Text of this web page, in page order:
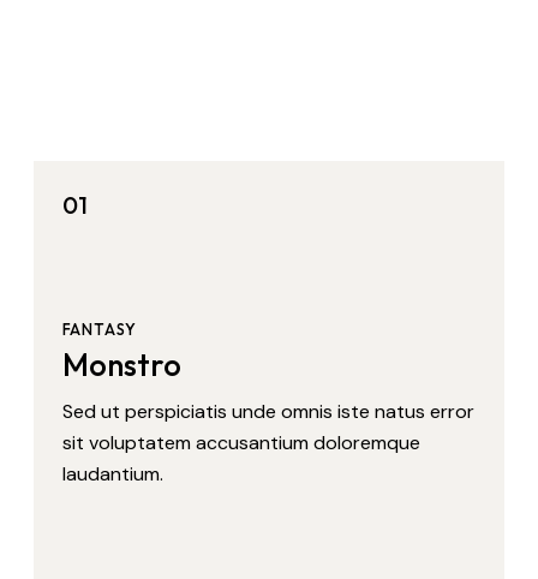
01
FANTASY
Monstro
Sed ut perspiciatis unde omnis iste natus error
sit voluptatem accusantium doloremque
laudantium.